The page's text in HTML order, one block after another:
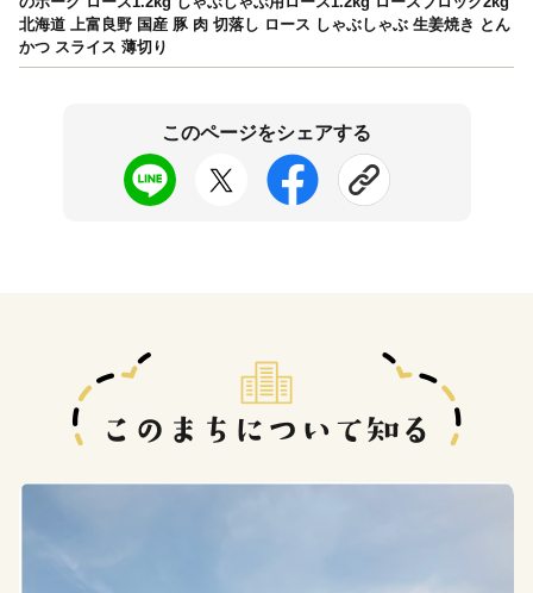
北海道 上富良野 国産 豚 肉 切落し ロース しゃぶしゃぶ 生姜焼き とん
かつ スライス 薄切り
このページをシェアする